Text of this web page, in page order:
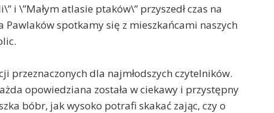
i \”Małym atlasie ptaków\” przyszedł czas na
Pawlaków spotkamy się z mieszkańcami naszych
przeznaczonych dla najmłodszych czytelników.
opowiedziana została w ciekawy i przystępny
bóbr, jak wysoko potrafi skakać zając, czy o